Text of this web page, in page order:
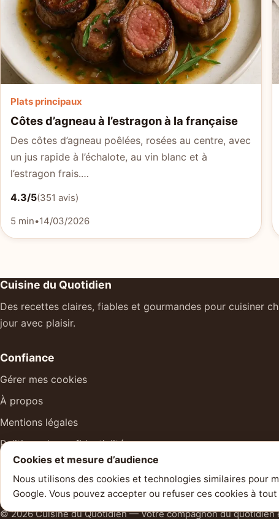
Plats principaux
Côtes d’agneau à l’estragon à la française
Des côtes d’agneau poêlées, rosées au centre, avec
un jus rapide à l’échalote, au vin blanc et à
l’estragon frais.…
4.3/5(351 avis)
5 min•14/03/2026
Cuisine du Quotidien
Des recettes claires, fiables et gourmandes pour cuisiner
jour avec plaisir.
Confiance
Gérer mes cookies
À propos
Mentions légales
Politique de confidentialité
Contact
© 2026 Cuisine du Quotidien — Votre compagnon du quotidien
Cookies et mesure d’audience
Nous utilisons des cookies et technologies similaires pour
Google. Vous pouvez accepter ou refuser ces cookies à